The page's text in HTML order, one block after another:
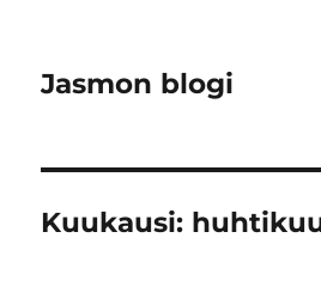
Jasmon blogi
Kuukausi: